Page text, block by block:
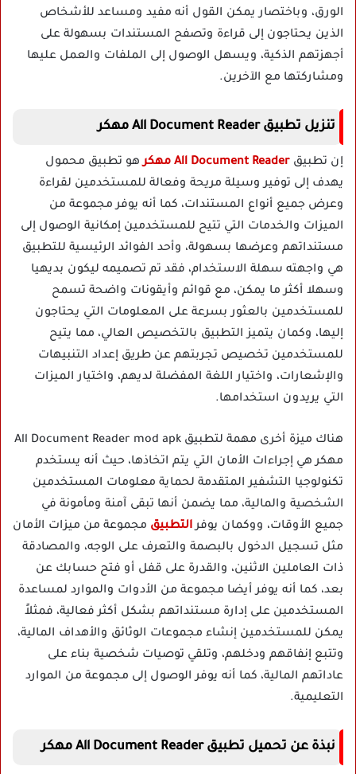
الورق، وباختصار يمكن القول أنه مفيد ومساعد للأشخاص
الذين يحتاجون إلى قراءة وتصفح المستندات بسهولة على
أجهزتهم الذكية، ويسهل الوصول إلى الملفات والعمل عليها
ومشاركتها مع الآخرين.
تنزيل تطبيق All Document Reader مهكر
إن تطبيق All Document Reader مهكرهو تطبيق محمول
يهدف إلى توفير وسيلة مريحة وفعالة للمستخدمين لقراءة
وعرض جميع أنواع المستندات، كما أنه يوفر مجموعة من
الميزات والخدمات التي تتيح للمستخدمين إمكانية الوصول إلى
مستنداتهم وعرضها بسهولة، وأحد الفوائد الرئيسية للتطبيق
هي واجهته سهلة الاستخدام، فقد تم تصميمه ليكون بديهيا
وسهلا أكثر ما يمكن، مع قوائم وأيقونات واضحة تسمح
للمستخدمين بالعثور بسرعة على المعلومات التي يحتاجون
إليها، وكمان يتميز التطبيق بالتخصيص العالي، مما يتيح
للمستخدمين تخصيص تجربتهم عن طريق إعداد التنبيهات
والإشعارات، واختيار اللغة المفضلة لديهم، واختيار الميزات
التي يريدون استخدامها.
هناك ميزة أخرى مهمة لتطبيق All Document Reader mod apk
مهكر هي إجراءات الأمان التي يتم اتخاذها، حيث أنه يستخدم
تكنولوجيا التشفير المتقدمة لحماية معلومات المستخدمين
الشخصية والمالية، مما يضمن أنها تبقى آمنة ومأمونة في
جميع الأوقات، ووكمان يوفرالتطبيق مجموعة من ميزات الأمان
مثل تسجيل الدخول بالبصمة والتعرف على الوجه، والمصادقة
ذات العاملين الاثنين، والقدرة على قفل أو فتح حسابك عن
بعد، كما أنه يوفر أيضا مجموعة من الأدوات والموارد لمساعدة
المستخدمين على إدارة مستنداتهم بشكل أكثر فعالية، فمثلاً
يمكن للمستخدمين إنشاء مجموعات الوثائق والأهداف المالية،
وتتبع إنفاقهم ودخلهم، وتلقي توصيات شخصية بناء على
عاداتهم المالية، كما أنه يوفر الوصول إلى مجموعة من الموارد
التعليمية.
نبذة عن تحميل تطبيق All Document Reader مهكر